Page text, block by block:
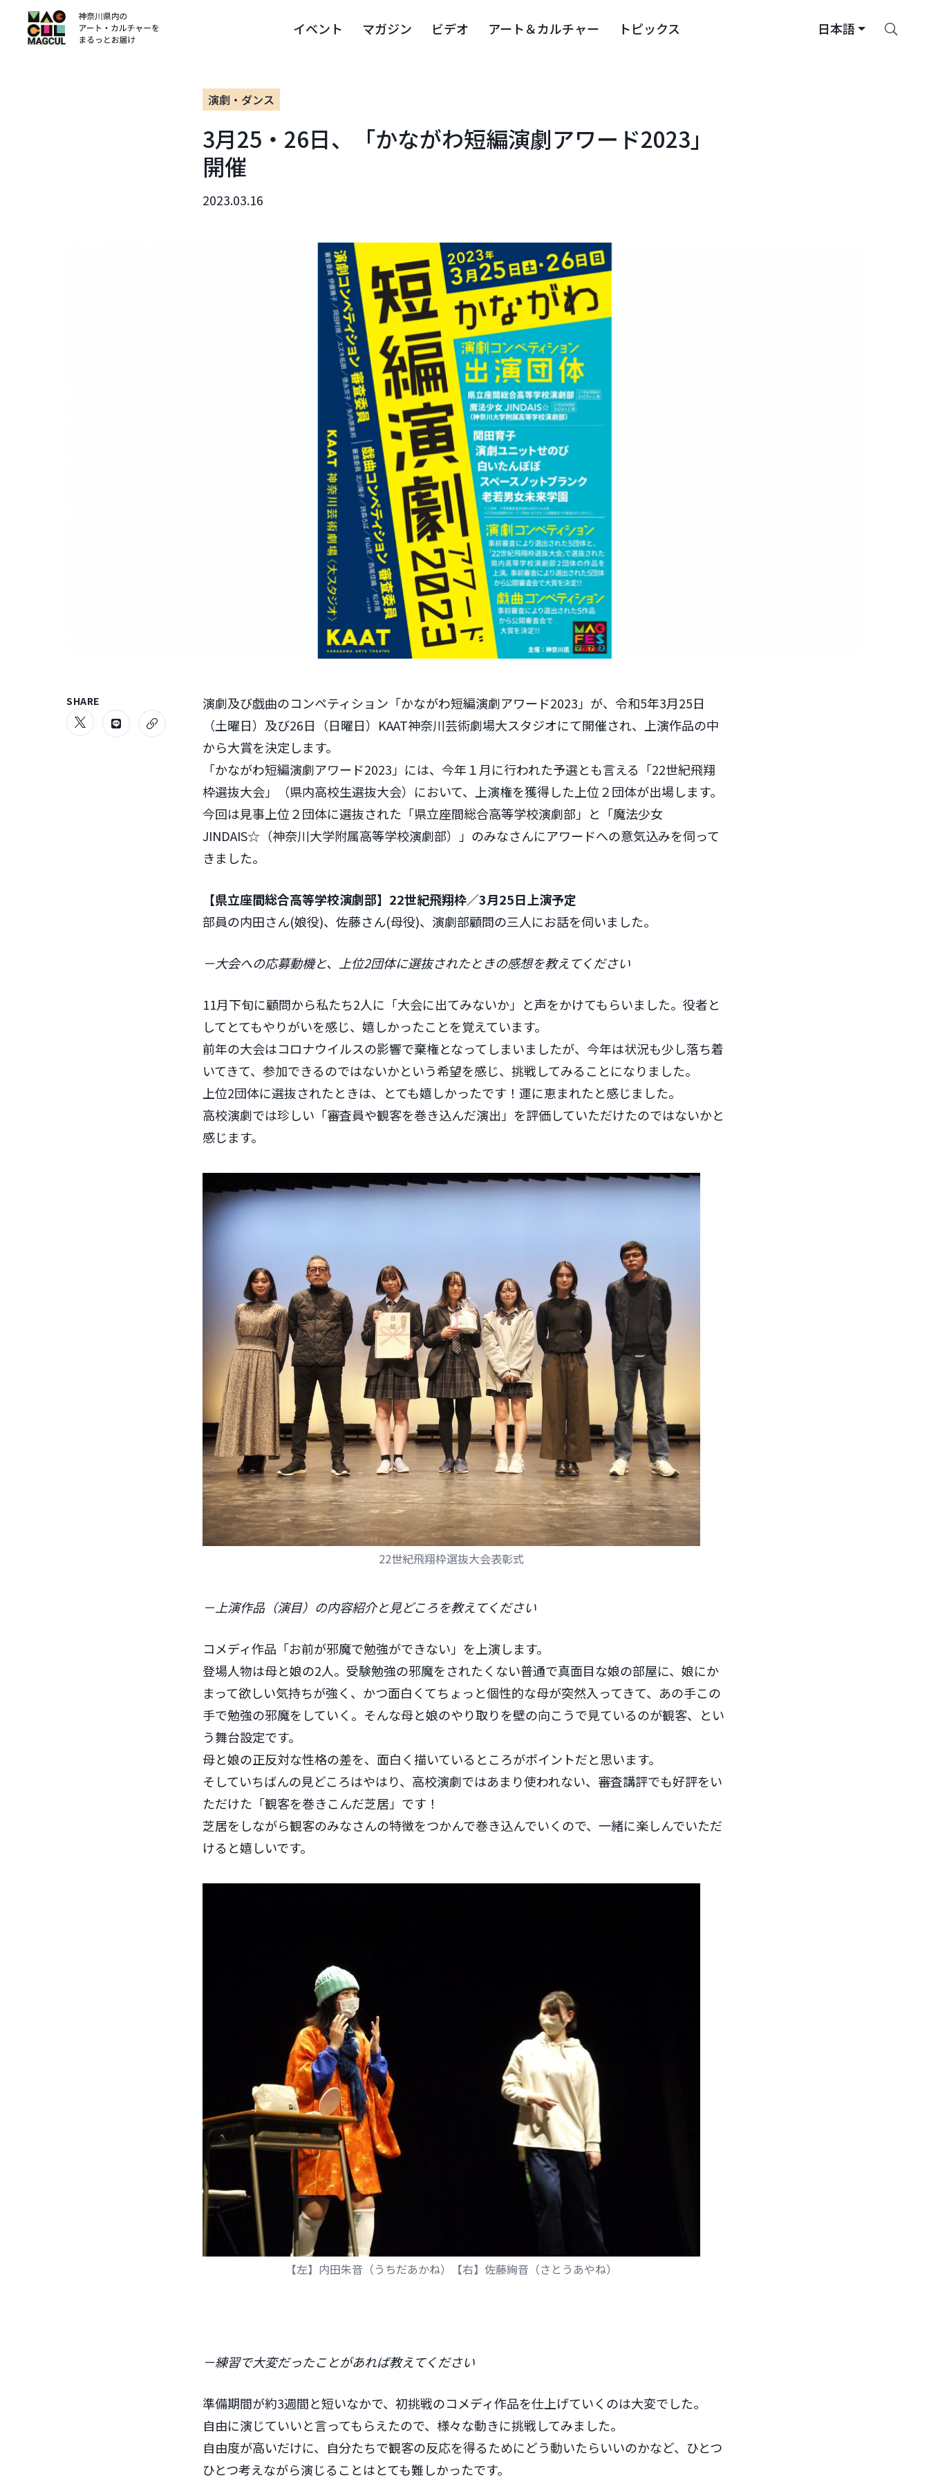
イベント マガジン ビデオ アート＆カルチャー トピックス 日本語
が
ン
テ
ン
演劇・ダンス
3月25・26日、「かながわ短編演劇アワード2023」
開催
2023.03.16
演劇及び戯曲のコンペティション「かながわ短編演劇アワード2023」が、令和5年3月25日
（土曜日）及び26日（日曜日）KAAT神奈川芸術劇場大スタジオにて開催され、上演作品の中
から大賞を決定します。
「かながわ短編演劇アワード2023」には、今年１月に行われた予選とも言える「22世紀飛翔
枠選抜大会」（県内高校生選抜大会）において、上演権を獲得した上位２団体が出場します。
今回は見事上位２団体に選抜された「県立座間総合高等学校演劇部」と「魔法少女
JINDAIS☆（神奈川大学附属高等学校演劇部）」のみなさんにアワードへの意気込みを伺って
きました。
【県立座間総合高等学校演劇部】22世紀飛翔枠／3月25日上演予定
部員の内田さん(娘役)、佐藤さん(母役)、演劇部顧問の三人にお話を伺いました。
－大会への応募動機と、上位2団体に選抜されたときの感想を教えてください
11月下旬に顧問から私たち2人に「大会に出てみないか」と声をかけてもらいました。役者と
してとてもやりがいを感じ、嬉しかったことを覚えています。
前年の大会はコロナウイルスの影響で棄権となってしまいましたが、今年は状況も少し落ち着
いてきて、参加できるのではないかという希望を感じ、挑戦してみることになりました。
上位2団体に選抜されたときは、とても嬉しかったです！運に恵まれたと感じました。
高校演劇では珍しい「審査員や観客を巻き込んだ演出」を評価していただけたのではないかと
感じます。
22世紀飛翔枠選抜大会表彰式
－上演作品（演目）の内容紹介と見どころを教えてください
コメディ作品「お前が邪魔で勉強ができない」を上演します。
登場人物は母と娘の2人。受験勉強の邪魔をされたくない普通で真面目な娘の部屋に、娘にか
まって欲しい気持ちが強く、かつ面白くてちょっと個性的な母が突然入ってきて、あの手この
手で勉強の邪魔をしていく。そんな母と娘のやり取りを壁の向こうで見ているのが観客、とい
う舞台設定です。
母と娘の正反対な性格の差を、面白く描いているところがポイントだと思います。
そしていちばんの見どころはやはり、高校演劇ではあまり使われない、審査講評でも好評をい
ただけた「観客を巻きこんだ芝居」です！
芝居をしながら観客のみなさんの特徴をつかんで巻き込んでいくので、一緒に楽しんでいただ
けると嬉しいです。
【左】内田朱音（うちだあかね）【右】佐藤絢音（さとうあやね）
－練習で大変だったことがあれば教えてください
準備期間が約3週間と短いなかで、初挑戦のコメディ作品を仕上げていくのは大変でした。
自由に演じていいと言ってもらえたので、様々な動きに挑戦してみました。
自由度が高いだけに、自分たちで観客の反応を得るためにどう動いたらいいのかなど、ひとつ
ひとつ考えながら演じることはとても難しかったです。
SHARE